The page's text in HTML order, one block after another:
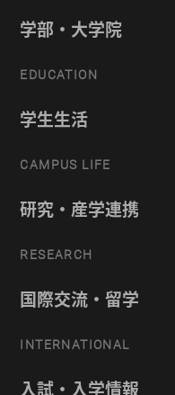
学部・大学院
EDUCATION
学生生活
CAMPUS LIFE
研究・産学連携
RESEARCH
国際交流・留学
INTERNATIONAL
入試・入学情報